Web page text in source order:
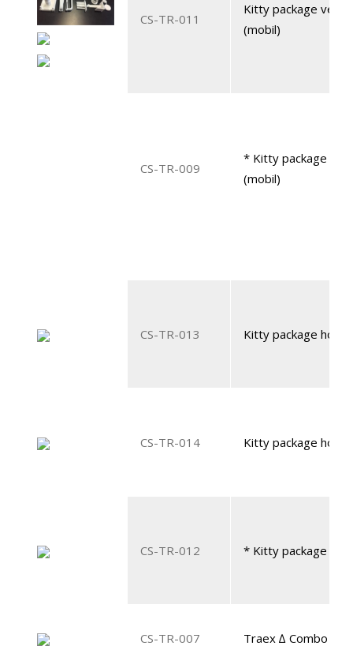
CS-TR-011
Kitty package
(mobil)
CS-TR-009
* Kitty package
(mobil)
CS-TR-013 Kitty package
CS-TR-014 Kitty package
CS-TR-012 * Kitty package
CS-TR-007 Traex ∆ Combo